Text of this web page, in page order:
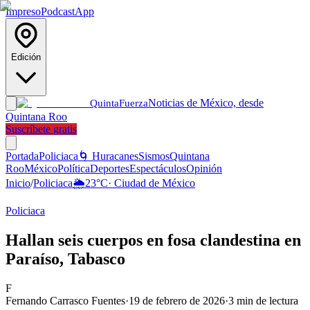
ImpresoPodcastApp
Edición
QuintaFuerzaNoticias de México, desde
Quintana Roo
Suscríbete gratis
PortadaPoliciaca 🌀 HuracanesSismosQuintana
RooMéxicoPolíticaDeportesEspectáculosOpinión
Inicio/Policiaca🌦️23°C· Ciudad de México
Policiaca
Hallan seis cuerpos en fosa clandestina en
Paraíso, Tabasco
F
Fernando Carrasco Fuentes·19 de febrero de 2026·3 min de lectura